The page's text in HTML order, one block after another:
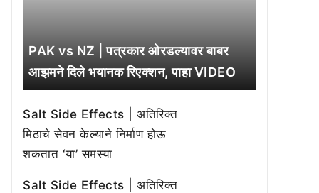
PAK vs NZ | पत्रकार ओरडल्यावर बाबर
आझमने दिले भयानक रिएक्शन, पाहा VIDEO
Salt Side Effects | अतिरिक्त
मिठाचे सेवन केल्याने निर्माण होऊ
शकतात ‘या’ समस्या
Salt Side Effects | अतिरिक्त